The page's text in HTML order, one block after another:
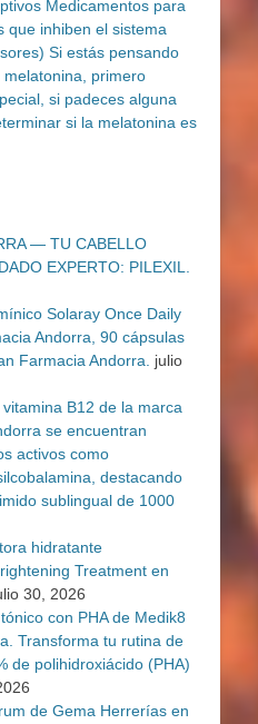
— TU CABELLO
EXPERTO: PILEXIL.
Solaray Once Daily
Andorra, 90 cápsulas
Farmacia Andorra.
julio
B12 de la marca
se encuentran
activos como
destacando
sublingual de 1000
hidratante
Treatment en
30, 2026
con PHA de Medik8
Transforma tu rutina de
de polihidroxiácido (PHA)
de Gema Herrerías en